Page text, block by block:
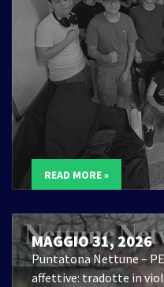
READ MORE »
MAGGIO 31, 2026
Puntatona Nettune –
affettive: tradotte in